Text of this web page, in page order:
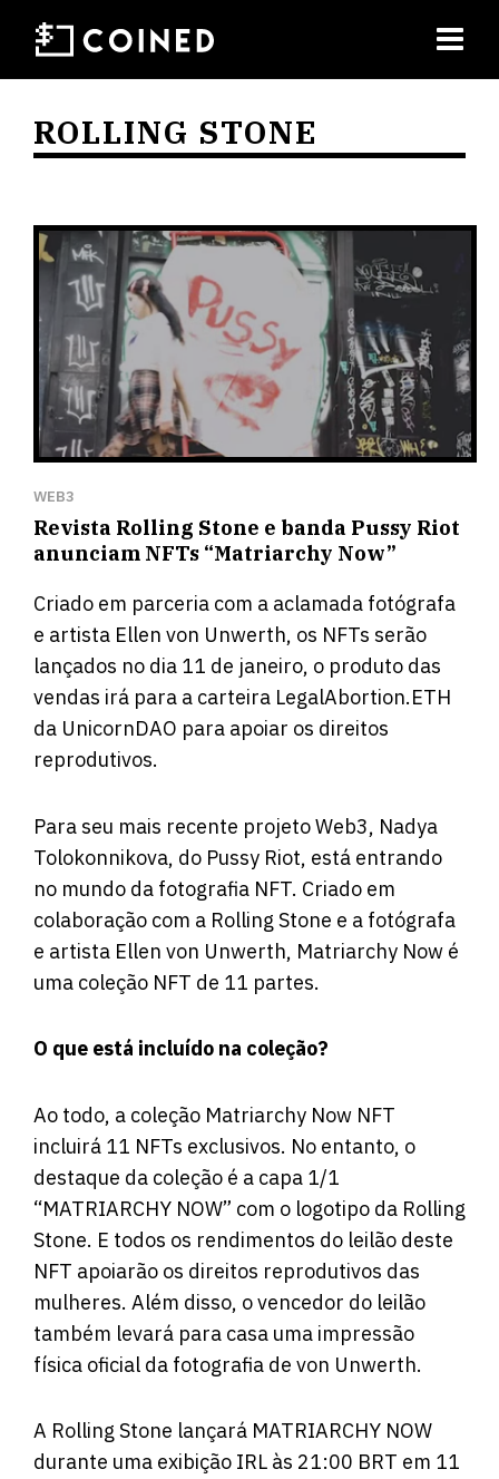
ROLLING STONE
WEB3
Revista Rolling Stone e banda Pussy Riot
anunciam NFTs “Matriarchy Now”
Criado em parceria com a aclamada fotógrafa
e artista Ellen von Unwerth, os NFTs serão
lançados no dia 11 de janeiro, o produto das
vendas irá para a carteira LegalAbortion.ETH
da UnicornDAO para apoiar os direitos
reprodutivos.
Para seu mais recente projeto Web3, Nadya
Tolokonnikova, do Pussy Riot, está entrando
no mundo da fotografia NFT. Criado em
colaboração com a Rolling Stone e a fotógrafa
e artista Ellen von Unwerth, Matriarchy Now é
uma coleção NFT de 11 partes.
O que está incluído na coleção?
Ao todo, a coleção Matriarchy Now NFT
incluirá 11 NFTs exclusivos. No entanto, o
destaque da coleção é a capa 1/1
“MATRIARCHY NOW” com o logotipo da Rolling
Stone. E todos os rendimentos do leilão deste
NFT apoiarão os direitos reprodutivos das
mulheres. Além disso, o vencedor do leilão
também levará para casa uma impressão
física oficial da fotografia de von Unwerth.
A Rolling Stone lançará MATRIARCHY NOW
durante uma exibição IRL às 21:00 BRT em 11